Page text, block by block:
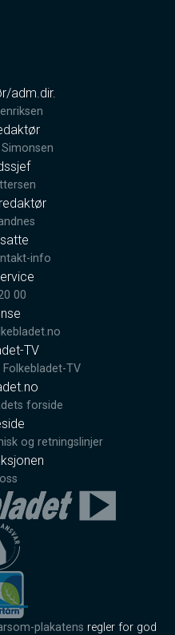
adm.dir.
info
00
TV
TV
forside
og retningslinjer
plakatens regler for god